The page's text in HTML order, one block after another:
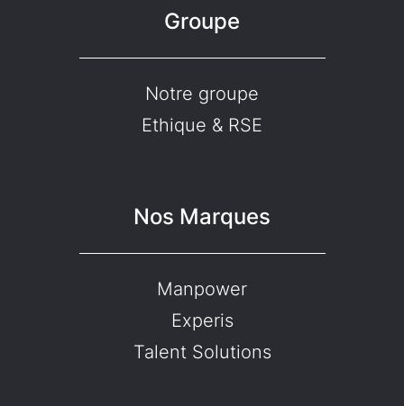
Groupe
Notre groupe
Ethique & RSE
Nos Marques
Manpower
Experis
Talent Solutions